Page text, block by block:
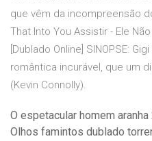
que vêm da incompreensão
That Into You Assistir - Ele
[Dublado Online] SINOPSE:
romântica incurável, que um
(Kevin Connolly).
O espetacular homem
Olhos famintos dublado